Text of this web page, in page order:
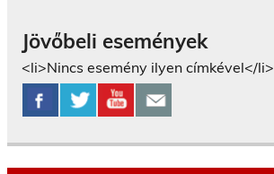
Jövőbeli események
<li>Nincs esemény ilyen címkével</li>